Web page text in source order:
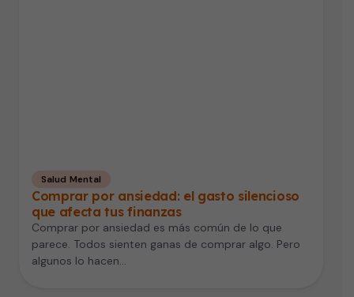
Salud Mental
Comprar por ansiedad: el gasto silencioso
que afecta tus finanzas
Comprar por ansiedad es más común de lo que
parece. Todos sienten ganas de comprar algo. Pero
algunos lo hacen…